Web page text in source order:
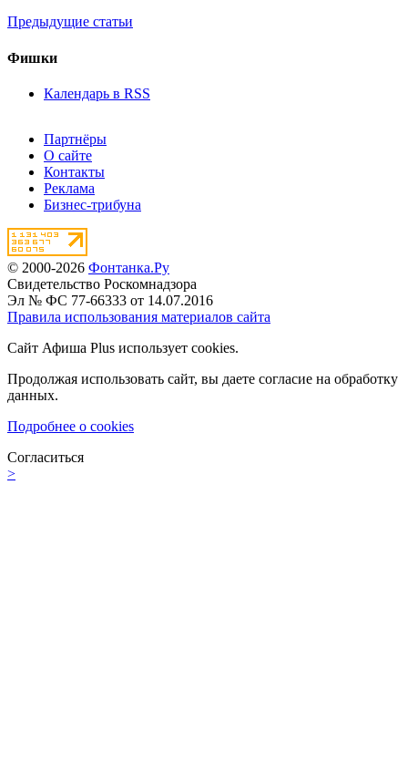
Предыдущие статьи
Фишки
Календарь в RSS
Партнёры
О сайте
Контакты
Реклама
Бизнес-трибуна
© 2000-2026 Фонтанка.Ру
Свидетельство Роскомнадзора
Эл № ФС 77-66333 от 14.07.2016
Правила использования материалов сайта
Сайт Афиша Plus использует cookies.
Продолжая использовать сайт, вы даете согласие на обработку
данных.
Подробнее о cookies
Согласиться
>